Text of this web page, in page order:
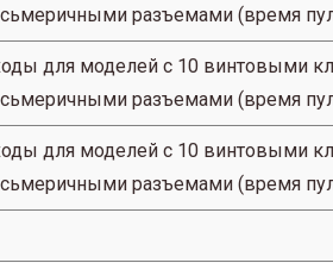
разъемами (время
для моделей с 10 винтовыми
разъемами (время
для моделей с 10 винтовыми
разъемами (время